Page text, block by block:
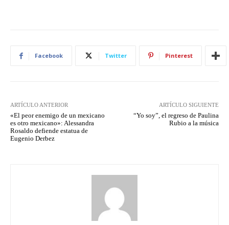
Facebook Twitter Pinterest
ARTÍCULO ANTERIOR
«El peor enemigo de un mexicano
es otro mexicano»: Alessandra
Rosaldo defiende estatua de
Eugenio Derbez
ARTÍCULO SIGUIENTE
“Yo soy”, el regreso de Paulina
Rubio a la música